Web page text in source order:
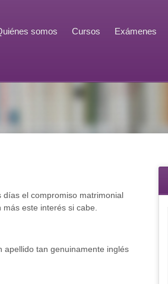
somos Cursos Exámenes
el compromiso matrimonial
este interés si cabe.
apellido tan genuinamente inglés